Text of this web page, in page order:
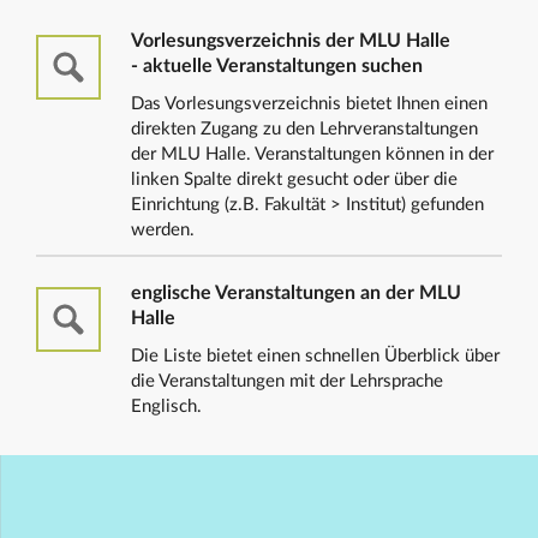
Vorlesungsverzeichnis der MLU Halle
- aktuelle Veranstaltungen suchen
Das Vorlesungsverzeichnis bietet Ihnen einen
direkten Zugang zu den Lehrveranstaltungen
der MLU Halle. Veranstaltungen können in der
linken Spalte direkt gesucht oder über die
Einrichtung (z.B. Fakultät > Institut) gefunden
werden.
englische Veranstaltungen an der MLU
Halle
Die Liste bietet einen schnellen Überblick über
die Veranstaltungen mit der Lehrsprache
Englisch.